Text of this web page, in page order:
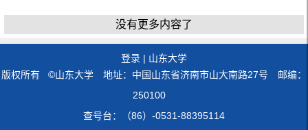
没有更多内容了
登录 | 山东大学
版权所有 ©山东大学 地址：中国山东省济南市山大南路27号 邮编：
250100
查号台：（86）-0531-88395114